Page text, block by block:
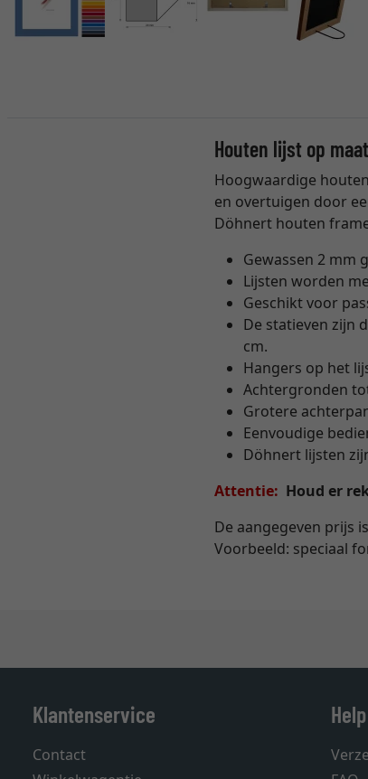
Houten lijst op
Hoogwaardige
en overtuigen door
Döhnert houten
Gewassen 2 mm
Lijsten worden
Geschikt voor
De statieven zijn
cm.
Hangers op het
Achtergronden
Grotere
Eenvoudige
Döhnert lijsten
Attentie: Houd er
De aangegeven prijs
Voorbeeld: speciaal
Klantenservice
Contact
Help